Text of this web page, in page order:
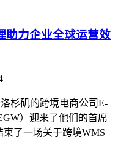
助力企业全球运营效
杉矶的跨境电商公司E-
）迎来了他们的首席
了一场关于跨境WMS